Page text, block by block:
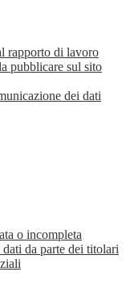
rapporto di lavoro
pubblicare sul sito
dei dati
o incompleta
da parte dei titolari